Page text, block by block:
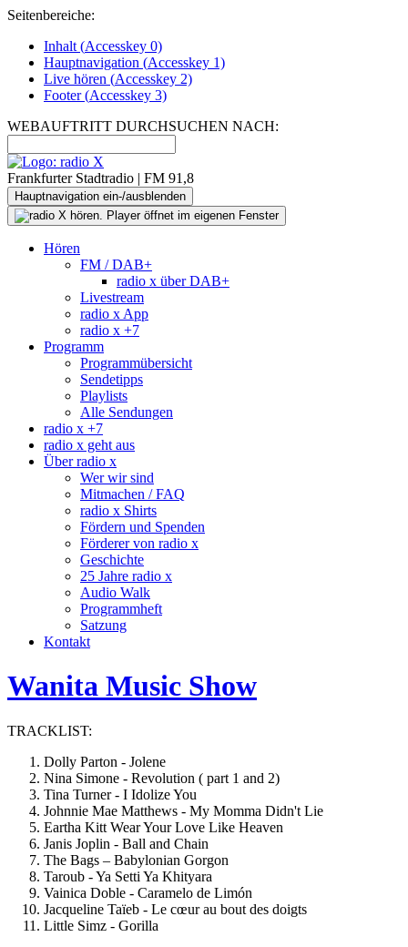
Seitenbereiche:
Inhalt (Accesskey 0)
Hauptnavigation (Accesskey 1)
Live hören (Accesskey 2)
Footer(Accesskey 3)
WEBAUFTRITT DURCHSUCHEN NACH:
Frankfurter Stadtradio | FM 91,8
Hauptnavigation ein-/ausblenden
Hören
FM / DAB+
radio x über DAB+
Livestream
radio x App
radio x +7
Programm
Programmübersicht
Sendetipps
Playlists
Alle Sendungen
radio x +7
radio x geht aus
Über radio x
Wer wir sind
Mitmachen / FAQ
radio x Shirts
Fördern und Spenden
Förderer von radio x
Geschichte
25 Jahre radio x
Audio Walk
Programmheft
Satzung
Kontakt
Wanita Music Show
TRACKLIST:
Dolly Parton - Jolene
Nina Simone - Revolution ( part 1 and 2)
Tina Turner - I Idolize You
Johnnie Mae Matthews - My Momma Didn't Lie
Eartha Kitt Wear Your Love Like Heaven
Janis Joplin - Ball and Chain
The Bags – Babylonian Gorgon
Taroub - Ya Setti Ya Khityara
Vainica Doble - Caramelo de Limón
Jacqueline Taïeb - Le cœur au bout des doigts
Little Simz - Gorilla